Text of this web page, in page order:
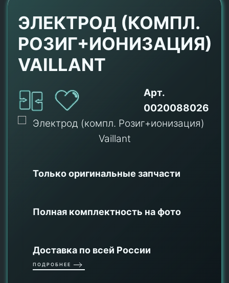
ЭЛЕКТРОД (КОМПЛ.
РОЗИГ+ИОНИЗАЦИЯ)
VAILLANT
Арт.
0020088026
Только оригинальные запчасти
Полная комплектность на фото
Доставка по всей России
ПОДРОБНЕЕ